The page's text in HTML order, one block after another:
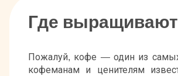
Где
Пожалуй, кофе — один из
кофеманам и ценителям